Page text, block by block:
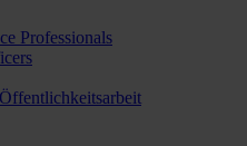
Professionals